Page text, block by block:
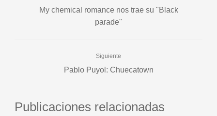
My chemical romance nos trae su "Black
parade"
Siguiente
Pablo Puyol: Chuecatown
Publicaciones relacionadas